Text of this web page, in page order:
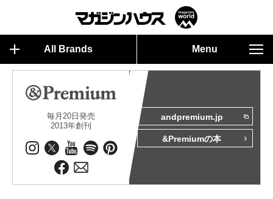
All Brands Menu
毎月20日発売
2013年創刊
andpremium.jp
&Premiumの本